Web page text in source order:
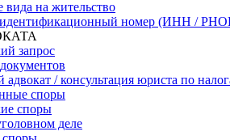
вида на жительство
идентификационный номер (ИНН /
запрос
/ консультация юриста по
споры
споры
деле